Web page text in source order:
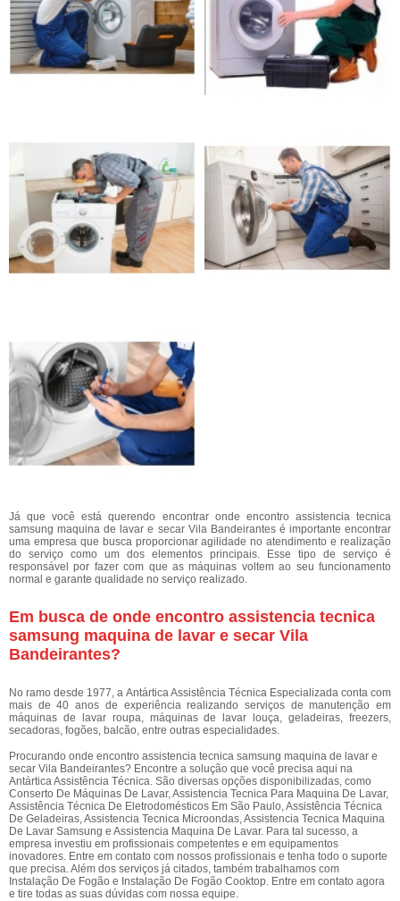
Já que você está querendo encontrar onde encontro assistencia tecnica
samsung maquina de lavar e secar Vila Bandeirantes é importante encontrar
uma empresa que busca proporcionar agilidade no atendimento e realização
do serviço como um dos elementos principais. Esse tipo de serviço é
responsável por fazer com que as máquinas voltem ao seu funcionamento
normal e garante qualidade no serviço realizado.
Em busca de onde encontro assistencia tecnica
samsung maquina de lavar e secar Vila
Bandeirantes?
No ramo desde 1977, a Antártica Assistência Técnica Especializada conta com
mais de 40 anos de experiência realizando serviços de manutenção em
máquinas de lavar roupa, máquinas de lavar louça, geladeiras, freezers,
secadoras, fogões, balcão, entre outras especialidades.
Procurando onde encontro assistencia tecnica samsung maquina de lavar e
secar Vila Bandeirantes? Encontre a solução que você precisa aqui na
Antártica Assistência Técnica. São diversas opções disponibilizadas, como
Conserto De Máquinas De Lavar, Assistencia Tecnica Para Maquina De Lavar,
Assistência Técnica De Eletrodomésticos Em São Paulo, Assistência Técnica
De Geladeiras, Assistencia Tecnica Microondas, Assistencia Tecnica Maquina
De Lavar Samsung e Assistencia Maquina De Lavar. Para tal sucesso, a
empresa investiu em profissionais competentes e em equipamentos
inovadores. Entre em contato com nossos profissionais e tenha todo o suporte
que precisa. Além dos serviços já citados, também trabalhamos com
Instalação De Fogão e Instalação De Fogão Cooktop. Entre em contato agora
e tire todas as suas dúvidas com nossa equipe.